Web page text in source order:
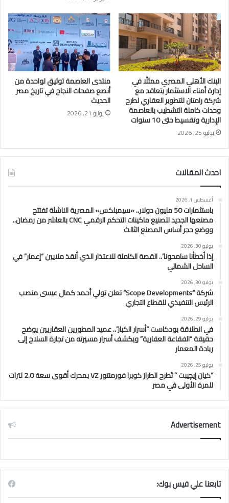
البنك الأهلي المصري ممثلًا في
إدارة أمناء الاستثمار يتعاقد مع
شركة رامتان للتطوير العقاري لطرح
وحدات كاملة التشطيب بالعاصمة
الإدارية وتقسيط حتى 10 سنوات
يوليو 25, 2026
منتدى العاصمة توثيق لواحدة من
أنصع صفحات النجاح في تاريخ مصر
الحديث
يوليو 21, 2026
احدث المقالات
أغسطس 1, 2026
باستثمارات 50 مليون دولار.. «سيمبلكس» المصرية الناشئة تفتتح
مصنعها الجديد لتصنيع ماكينات التحكم الرقمي CNC بالعاشر من رمضان..
ووضع حجر أساس المصنع الثالث
يوليو 30, 2026
إذا أخطأنا سامحونا”.. القصة الكاملة للاعتذار الذي أنقذ ملايين “إعمار” في
الساحل الشمالي
يوليو 30, 2026
شركة “Scope Developments” تعلن تولي أحمد كمال عيسى منصب
الرئيس التنفيذي للقطاع التجاري
يوليو 29, 2026
في انطلاقة بودكاست “أسرار الكبار”.. عميد المطورين العقاريين يوضح
حقيقة “الفقاعة العقارية” ويكشف أسرار مسيرته من تجارة السلاح إلى
ريادة المعمار
يوليو 25, 2026
“كيان إيچيبت ” تَطرح الطراز كوبرا فورمنتور VZ بمحرك أقوى سعة 2.0 لترات
للمرة الأولى في مصر
Advertisement
تابعنا علي فيس بوك: